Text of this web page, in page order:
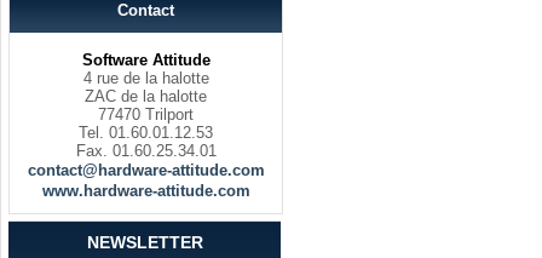
Contact
Software Attitude
4 rue de la halotte
ZAC de la halotte
77470 Trilport
Tel. 01.60.01.12.53
Fax. 01.60.25.34.01
contact@hardware-attitude.com
www.hardware-attitude.com
NEWSLETTER